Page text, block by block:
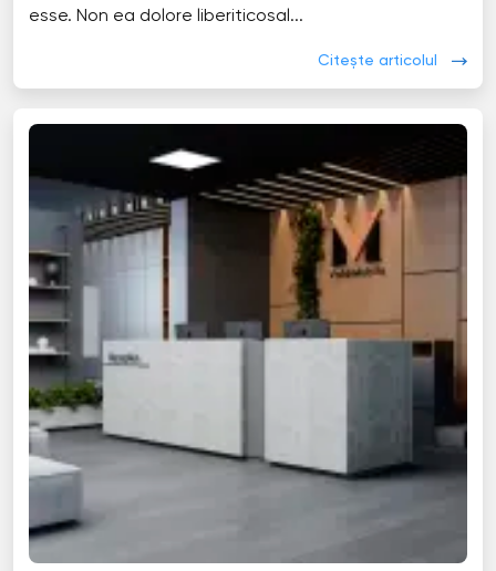
esse. Non ea dolore liberiticosal...
Citește articolul